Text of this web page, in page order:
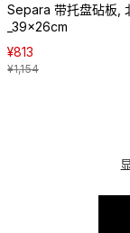
Separa 带托盘砧板,
_39x26cm
¥813
¥1,154